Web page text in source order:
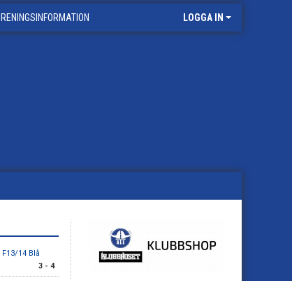
LOGGA IN
14 Blå
3 - 4